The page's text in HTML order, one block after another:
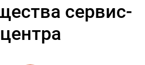
сервис-
центра